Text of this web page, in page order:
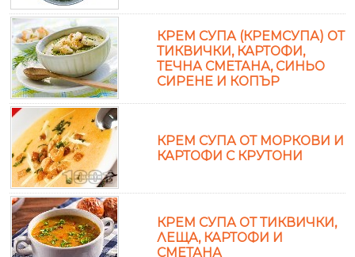
КРЕМ СУПА (КРЕМСУПА) ОТ
ТИКВИЧКИ, КАРТОФИ,
ТЕЧНА СМЕТАНА, СИНЬО
СИРЕНЕ И КОПЪР
КРЕМ СУПА ОТ МОРКОВИ И
КАРТОФИ С КРУТОНИ
КРЕМ СУПА ОТ ТИКВИЧКИ,
ЛЕЩА, КАРТОФИ И
СМЕТАНА